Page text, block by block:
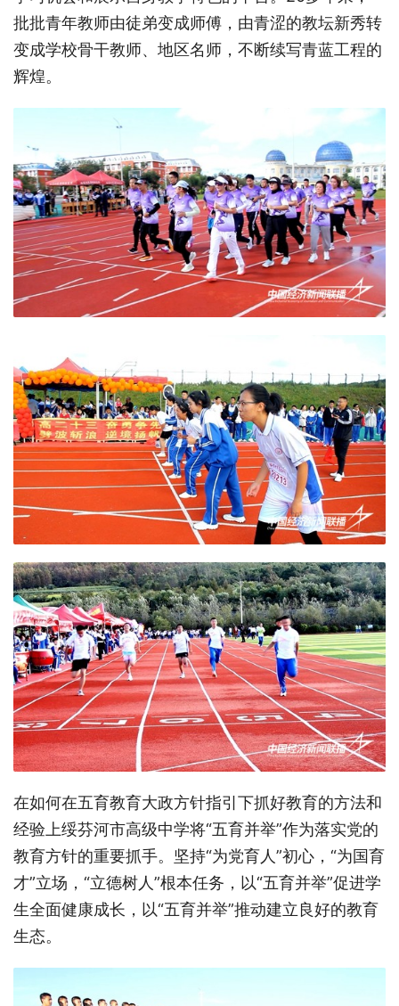
批批青年教师由徒弟变成师傅，由青涩的教坛新秀转
变成学校骨干教师、地区名师，不断续写青蓝工程的
辉煌。
在如何在五育教育大政方针指引下抓好教育的方法和
经验上绥芬河市高级中学将“五育并举”作为落实党的
教育方针的重要抓手。坚持“为党育人”初心，“为国育
才”立场，“立德树人”根本任务，以“五育并举”促进学
生全面健康成长，以“五育并举”推动建立良好的教育
生态。